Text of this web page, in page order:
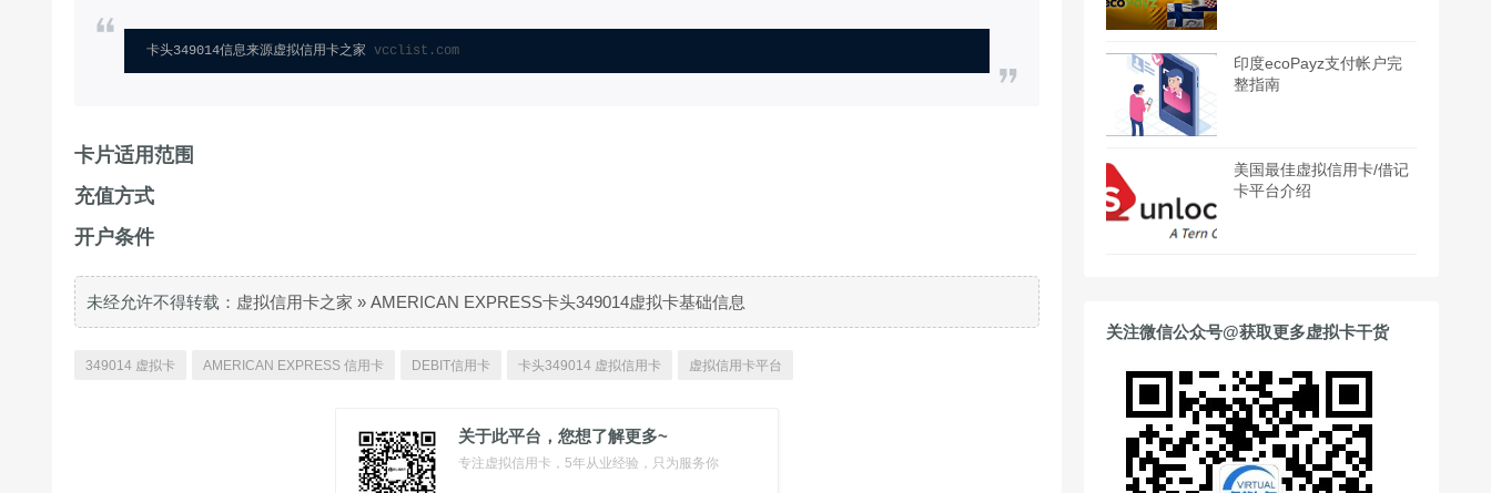
卡头349014信息来源虚拟信用卡之家 vcclist.com
卡片适用范围
充值方式
开户条件
未经允许不得转载： 虚拟信用卡之家 » AMERICAN EXPRESS卡头349014虚拟卡基础信息
349014 虚拟卡 AMERICAN EXPRESS 信用卡 DEBIT信用卡 卡头349014 虚拟信用卡 虚拟信用卡平台
关于此平台，您想了解更多~
专注虚拟信用卡，5年从业经验，只为服务你
印度ecoPayz支付帐户完
整指南
美国最佳虚拟信用卡/借记
卡平台介绍
关注微信公众号@获取更多虚拟卡干货